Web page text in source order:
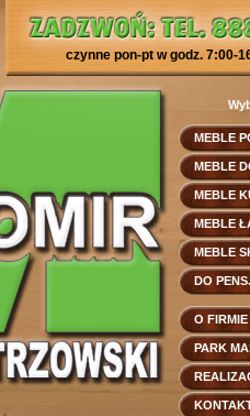
MEBLE
MEBLE
MEBLE
MEBLE
MEBLE
DO
O FIRMIE
PARK
czynne pon-pt w godz. 7:00-